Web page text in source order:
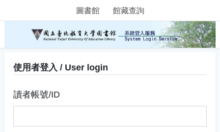
圖書館 館藏查詢
使用者登入 / User login
讀者帳號/ID